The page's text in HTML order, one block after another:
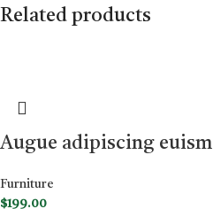
Related products
Augue adipiscing
Furniture
$199.00